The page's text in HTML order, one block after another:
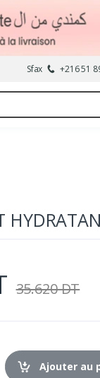
Sfax +216 51
35.620 DT
Ajouter au